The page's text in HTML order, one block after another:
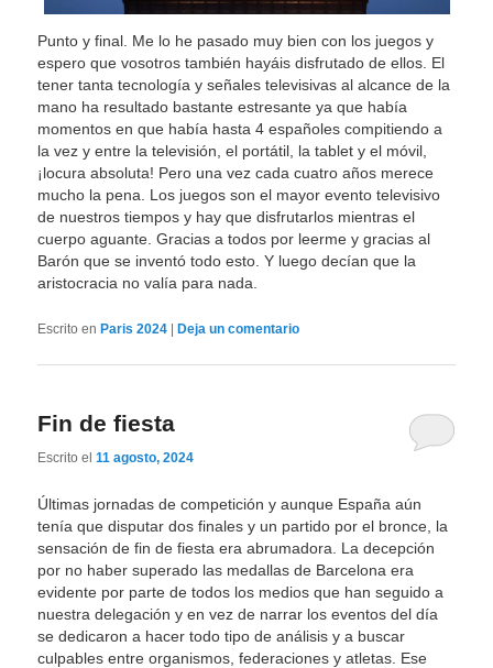
Punto y final. Me lo he pasado muy bien con los juegos y
espero que vosotros también hayáis disfrutado de ellos. El
tener tanta tecnología y señales televisivas al alcance de la
mano ha resultado bastante estresante ya que había
momentos en que había hasta 4 españoles compitiendo a
la vez y entre la televisión, el portátil, la tablet y el móvil,
¡locura absoluta! Pero una vez cada cuatro años merece
mucho la pena. Los juegos son el mayor evento televisivo
de nuestros tiempos y hay que disfrutarlos mientras el
cuerpo aguante. Gracias a todos por leerme y gracias al
Barón que se inventó todo esto. Y luego decían que la
aristocracia no valía para nada.
Escrito en Paris 2024 Deja un comentario
Fin de fiesta
Escrito el11 agosto, 2024
Últimas jornadas de competición y aunque España aún
tenía que disputar dos finales y un partido por el bronce, la
sensación de fin de fiesta era abrumadora. La decepción
por no haber superado las medallas de Barcelona era
evidente por parte de todos los medios que han seguido a
nuestra delegación y en vez de narrar los eventos del día
se dedicaron a hacer todo tipo de análisis y a buscar
culpables entre organismos, federaciones y atletas. Ese